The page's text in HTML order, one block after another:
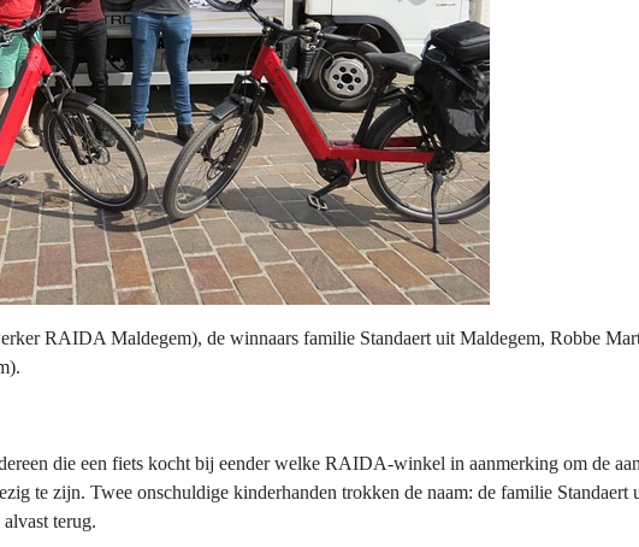
RAIDA Maldegem), de winnaars familie Standaert uit Maldegem, Robbe
die een fiets kocht bij eender welke RAIDA-winkel in aanmerking om de
te zijn. Twee onschuldige kinderhanden trokken de naam: de familie
terug.